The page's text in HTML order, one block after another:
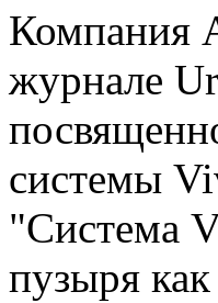
Компания
журнале
системы
"Система
пузыря